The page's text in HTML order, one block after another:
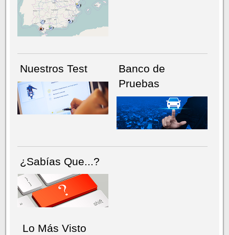
NÚMERO ACTUALHEMEROTECA
Nuestros Test
Banco de
Pruebas
¿Sabías Que...?
Lo Más Visto